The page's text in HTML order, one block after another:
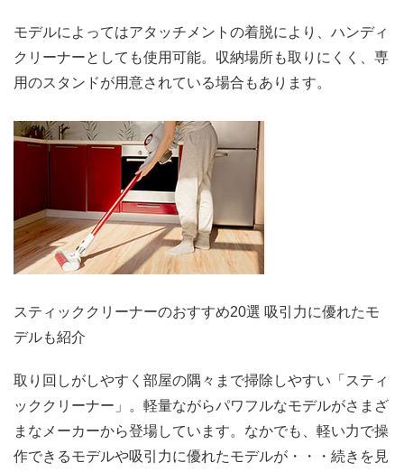
モデルによってはアタッチメントの着脱により、ハンディ
クリーナーとしても使用可能。収納場所も取りにくく、専
用のスタンドが用意されている場合もあります。
スティッククリーナーのおすすめ20選 吸引力に優れたモ
デルも紹介
取り回しがしやすく部屋の隅々まで掃除しやすい「スティ
ッククリーナー」。軽量ながらパワフルなモデルがさまざ
まなメーカーから登場しています。なかでも、軽い力で操
作できるモデルや吸引力に優れたモデルが・・・続きを見